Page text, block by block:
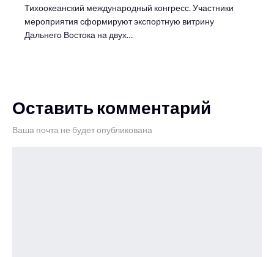
Тихоокеанский международный конгресс. Участники
мероприятия сформируют экспортную витрину
Дальнего Востока на двух…
Оставить комментарий
Ваша почта не будет опубликована